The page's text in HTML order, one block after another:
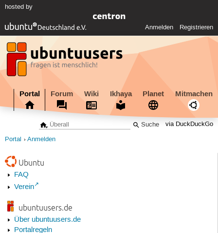
hosted by
Anmelden Registrieren
Portal Forum Wiki Ikhaya Planet Mitmachen
via DuckDuckGo
Portal Anmelden
Ubuntu
FAQ
Verein
ubuntuusers.de
Über ubuntuusers.de
Portalregeln